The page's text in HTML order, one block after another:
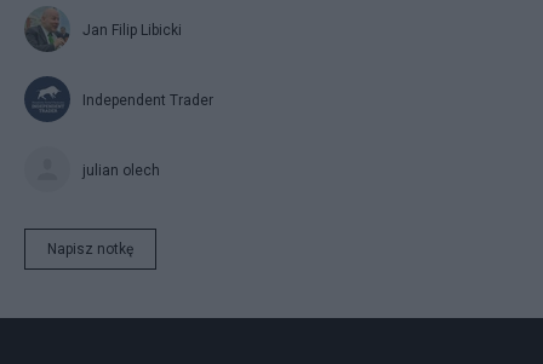
Jan Filip Libicki
Independent Trader
julian olech
Napisz notkę